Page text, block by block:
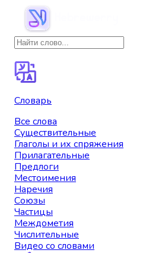
Словарь
Все слова
Существительные
Глаголы и их спряжения
Прилагательные
Предлоги
Местоимения
Наречия
Союзы
Частицы
Междометия
Числительные
Видео со словами